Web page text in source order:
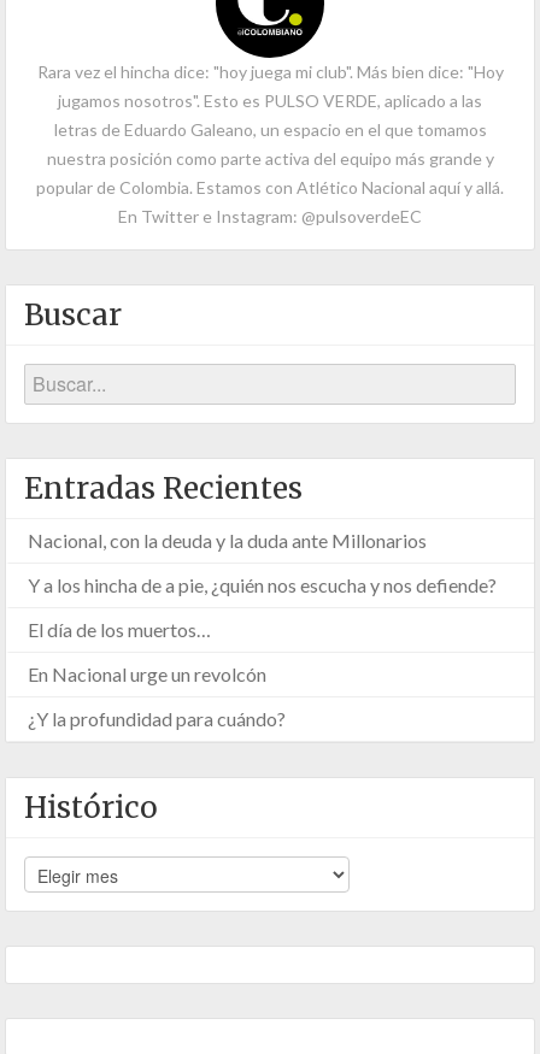
Rara vez el hincha dice: "hoy juega mi club". Más bien dice: "Hoy
jugamos nosotros". Esto es PULSO VERDE, aplicado a las
letras de Eduardo Galeano, un espacio en el que tomamos
nuestra posición como parte activa del equipo más grande y
popular de Colombia. Estamos con Atlético Nacional aquí y allá.
En Twitter e Instagram: @pulsoverdeEC
Buscar
Entradas Recientes
Nacional, con la deuda y la duda ante Millonarios
Y a los hincha de a pie, ¿quién nos escucha y nos defiende?
El día de los muertos…
En Nacional urge un revolcón
¿Y la profundidad para cuándo?
Histórico